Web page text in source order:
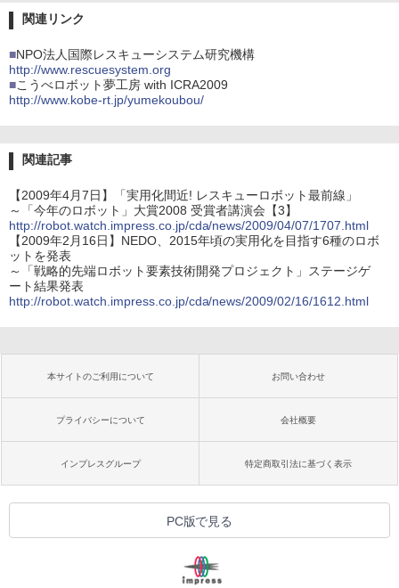
関連リンク
■NPO法人国際レスキューシステム研究機構
http://www.rescuesystem.org
■こうべロボット夢工房 with ICRA2009
http://www.kobe-rt.jp/yumekoubou/
関連記事
【2009年4月7日】「実用化間近! レスキューロボット最前線」
～「今年のロボット」大賞2008 受賞者講演会【3】
http://robot.watch.impress.co.jp/cda/news/2009/04/07/1707.html
【2009年2月16日】NEDO、2015年頃の実用化を目指す6種のロボ
ットを発表
～「戦略的先端ロボット要素技術開発プロジェクト」ステージゲ
ート結果発表
http://robot.watch.impress.co.jp/cda/news/2009/02/16/1612.html
本サイトのご利用について お問い合わせ
プライバシーについて 会社概要
インプレスグループ 特定商取引法に基づく表示
PC版で見る